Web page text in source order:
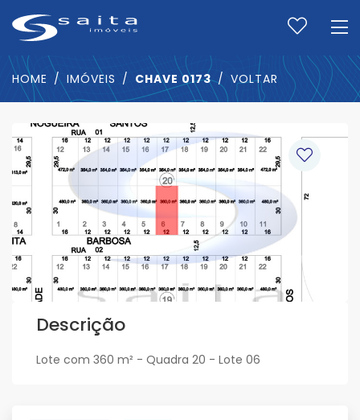
HOME IMÓVEIS CHAVE 0173 VOLTAR
Descrição
Lote com 360 m² - Quadra 20 - Lote 06